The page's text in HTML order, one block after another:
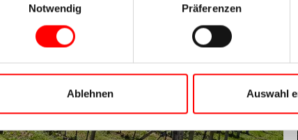
Notwendig
Präferenzen
Ablehnen Auswahl